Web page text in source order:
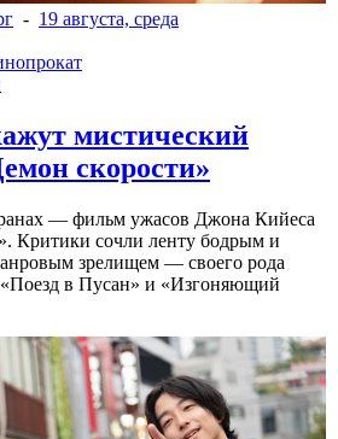
- 19 августа, среда
мистический
скорости»
— фильм ужасов Джона Кийеса
Критики сочли ленту бодрым и
зрелищeм — своего рода
в Пусан» и «Изгоняющий